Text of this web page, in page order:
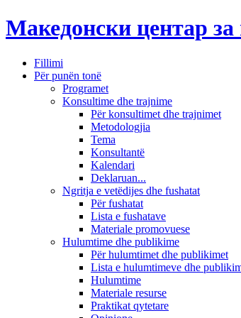
Македонски центар
Fillimi
Për punën tonë
Programet
Konsultime dhe trajnime
Për konsultimet dhe trajnimet
Metodologjia
Tema
Konsultantë
Kalendari
Deklaruan...
Ngritja e vetëdijes dhe fushatat
Për fushatat
Lista e fushatave
Materiale promovuese
Hulumtime dhe publikime
Për hulumtimet dhe publikimet
Lista e hulumtimeve dhe
Hulumtime
Materiale resurse
Praktikat qytetare